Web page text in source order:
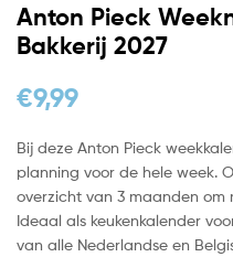
Anton Pieck
Bakkerij 2027
€9,99
Bij deze Anton Pieck
planning voor de hele week.
overzicht van 3 maanden om
Ideaal als keukenkalender
van alle Nederlandse en